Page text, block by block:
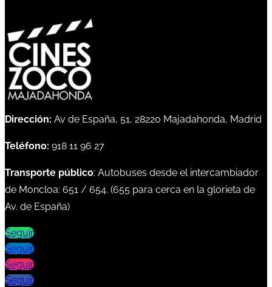
Dirección: Av de España, 51, 28220 Majadahonda, Madrid
Teléfono: 918 11 96 27
Transporte público: Autobuses desde el intercambiador
de Moncloa: 651 / 654. (655 para cerca en la glorieta de
Av. de España)
Seguir
Seguir
Seguir
Seguir